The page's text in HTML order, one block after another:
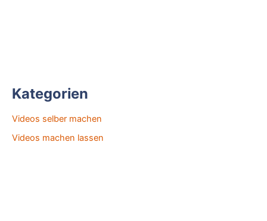
Kategorien
Videos selber machen
Videos machen lassen